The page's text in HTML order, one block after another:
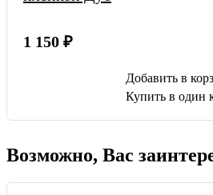
1 150 ₽
Добавить в
Купить в один
Возможно, Вас